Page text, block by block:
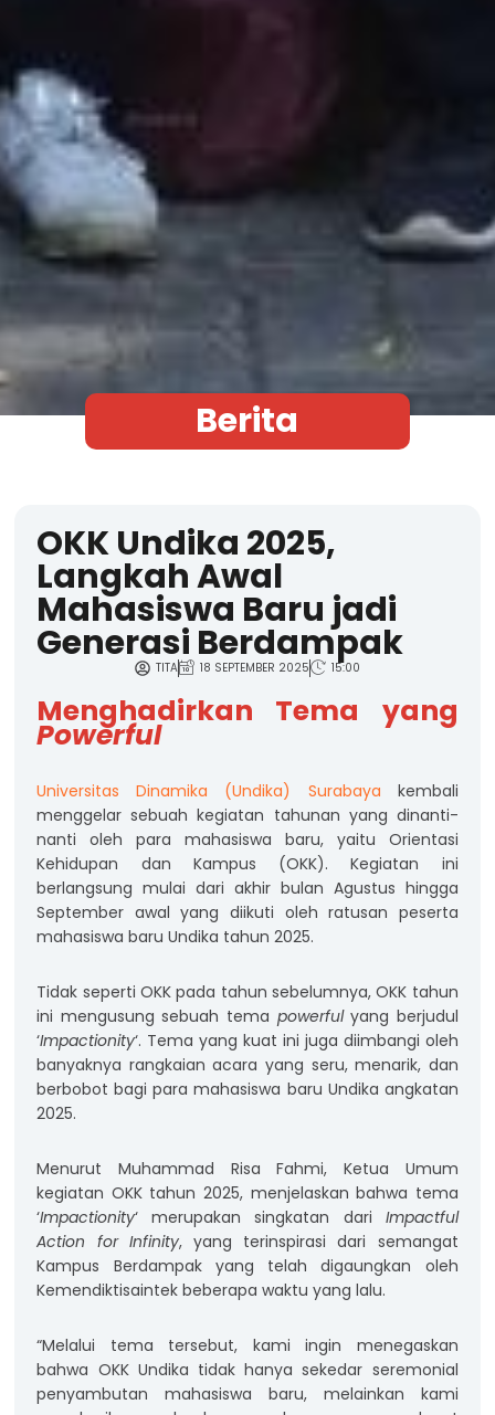
Berita
OKK Undika 2025,
Langkah Awal
Mahasiswa Baru jadi
Generasi Berdampak
TITA 18 SEPTEMBER 2025 15:00
Menghadirkan Tema yang
Powerful
Universitas Dinamika (Undika) Surabaya kembali
menggelar sebuah kegiatan tahunan yang dinanti-
nanti oleh para mahasiswa baru, yaitu Orientasi
Kehidupan dan Kampus (OKK). Kegiatan ini
berlangsung mulai dari akhir bulan Agustus hingga
September awal yang diikuti oleh ratusan peserta
mahasiswa baru Undika tahun 2025.
Tidak seperti OKK pada tahun sebelumnya, OKK tahun
ini mengusung sebuah tema powerfulyang berjudul
‘Impactionity‘. Tema yang kuat ini juga diimbangi oleh
banyaknya rangkaian acara yang seru, menarik, dan
berbobot bagi para mahasiswa baru Undika angkatan
2025.
Menurut Muhammad Risa Fahmi, Ketua Umum
kegiatan OKK tahun 2025, menjelaskan bahwa tema
‘Impactionity‘ merupakan singkatan dari Impactful
Action for Infinity, yang terinspirasi dari semangat
Kampus Berdampak yang telah digaungkan oleh
Kemendiktisaintek beberapa waktu yang lalu.
“Melalui tema tersebut, kami ingin menegaskan
bahwa OKK Undika tidak hanya sekedar seremonial
penyambutan mahasiswa baru, melainkan kami